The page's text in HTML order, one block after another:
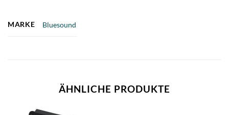
MARKE Bluesound
ÄHNLICHE PRODUKTE